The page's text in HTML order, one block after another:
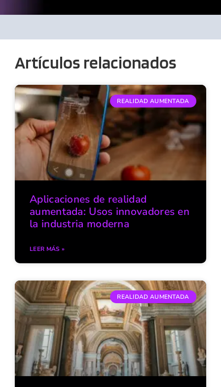
Artículos relacionados
REALIDAD AUMENTADA
Aplicaciones de realidad
aumentada: Usos innovadores en
la industria moderna
LEER MÁS »
REALIDAD AUMENTADA